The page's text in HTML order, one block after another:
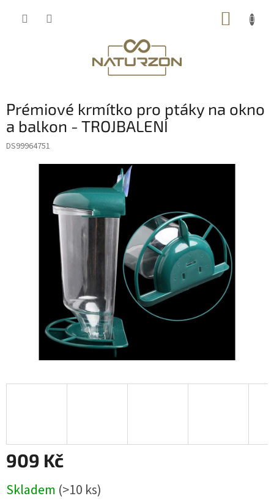
Prémiové krmítko pro ptáky na okno
a balkon - TROJBALENÍ
DS99964751
909 Kč
cena:
Skladem (>10 ks)